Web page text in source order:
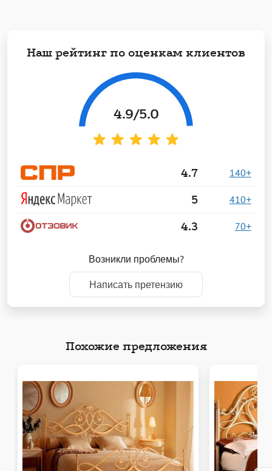
Наш рейтинг по оценкам клиентов
4.9/5.0
4.7 140+
5 410+
4.3 70+
Возникли проблемы?
Написать претензию
Похожие предложения